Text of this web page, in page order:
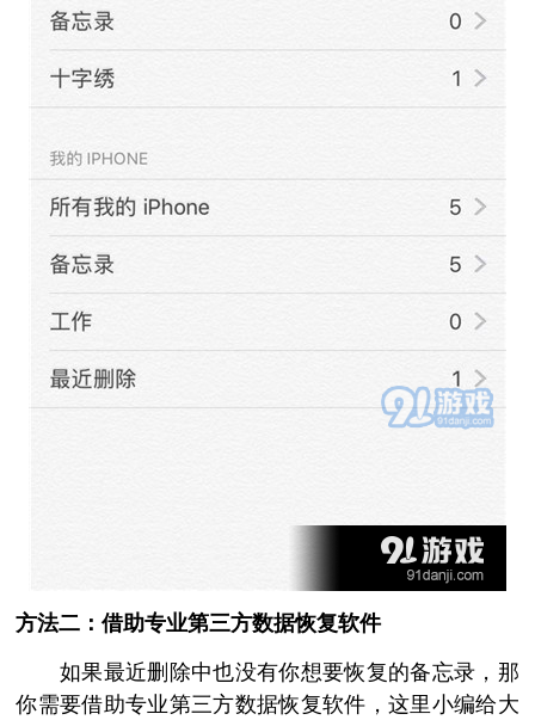
方法二：借助专业第三方数据恢复软件
如果最近删除中也没有你想要恢复的备忘录，那
你需要借助专业第三方数据恢复软件，这里小编给大